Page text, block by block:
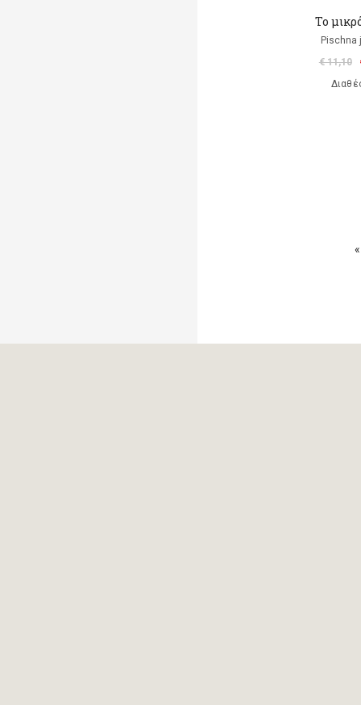
Το
Pischna
€ 11,10
«